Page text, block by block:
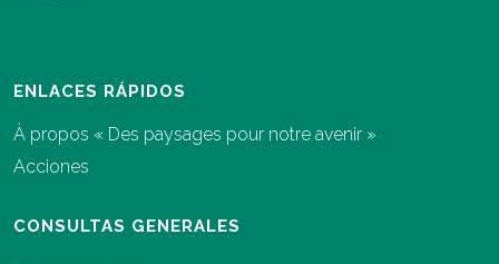
ENLACES RÁPIDOS
À propos « Des paysages pour notre avenir »
Acciones
CONSULTAS GENERALES